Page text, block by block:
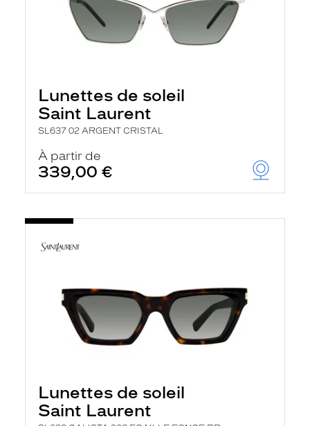
Lunettes de soleil
Saint Laurent
SL637 02 ARGENT CRISTAL
À partir de
339,00 €
Lunettes de soleil
Saint Laurent